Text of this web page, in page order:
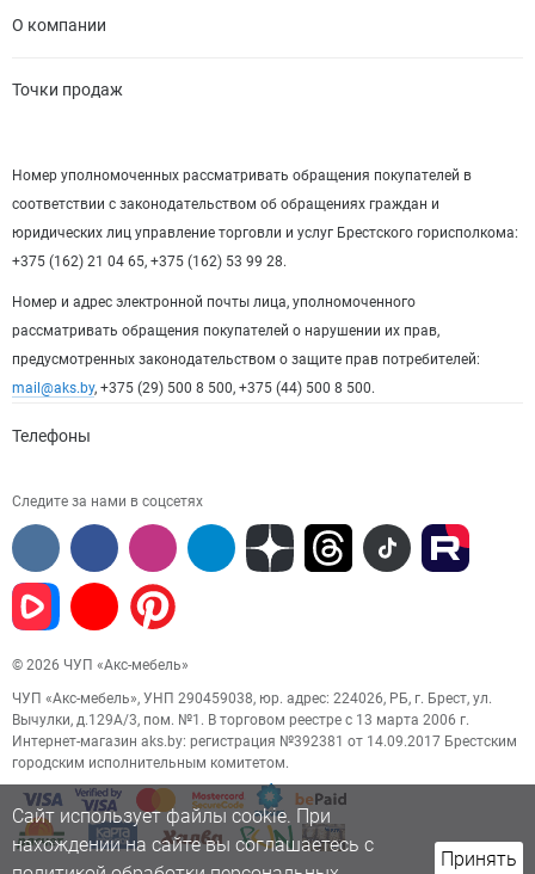
О компании
Точки продаж
Номер уполномоченных рассматривать обращения покупателей в
соответствии с законодательством об обращениях граждан и
юридических лиц управление торговли и услуг Брестского горисполкома:
+375 (162) 21 04 65, +375 (162) 53 99 28.
Номер и адрес электронной почты лица, уполномоченного
рассматривать обращения покупателей о нарушении их прав,
предусмотренных законодательством о защите прав потребителей:
mail@aks.by, +375 (29) 500 8 500, +375 (44) 500 8 500.
Телефоны
Следите за нами в соцсетях
© 2026 ЧУП «Акс-мебель»
ЧУП «Акс-мебель», УНП 290459038, юр. адрес: 224026, РБ, г. Брест, ул.
Вычулки, д.129А/3, пом. №1. В торговом реестре с 13 марта 2006 г.
Интернет-магазин aks.by: регистрация №392381 от 14.09.2017 Брестским
городским исполнительным комитетом.
Сайт использует файлы cookie. При
нахождении на сайте вы соглашаетесь с
Принять